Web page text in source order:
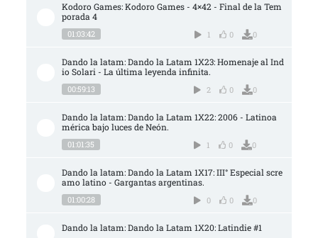
Kodoro Games: Kodoro Games - 4×42 - Final de la Tem
porada 4
01:03:42 1 0 0
Dando la latam: Dando la Latam 1X23: Homenaje al Ind
io Solari - La última leyenda infinita.
00:59:13 2 0 0
Dando la latam: Dando la Latam 1X22: 2006 - Latinoa
mérica bajo luces de Neón.
01:01:35 1 0 0
Dando la latam: Dando la Latam 1X17: III° Especial scre
amo latino - Gargantas argentinas.
01:00:28 0 0 0
Dando la latam: Dando la Latam 1X20: Latindie #1